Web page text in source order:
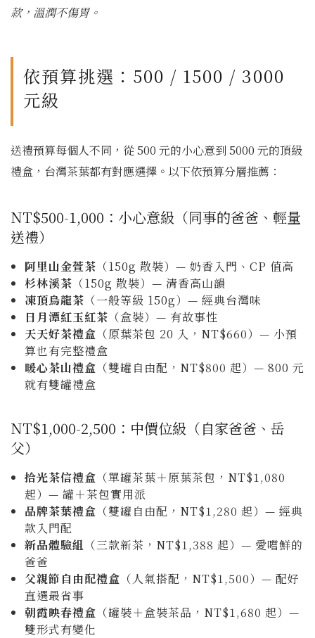
款，溫潤不傷胃。
依預算挑選：500 / 1500 / 3000
元級
送禮預算每個人不同，從 500 元的小心意到 5000 元的頂級
禮盒，台灣茶葉都有對應選擇。以下依預算分層推薦：
NT$500-1,000：小心意級（同事的爸爸、輕量
送禮）
阿里山金萱茶 （150g 散裝）— 奶香入門、CP 值高
杉林溪茶 （150g 散裝）— 清香高山韻
凍頂烏龍茶 （一般等級 150g）— 經典台灣味
日月潭紅玉紅茶 （盒裝）— 有故事性
天天好茶禮盒 （原葉茶包 20 入，NT$660）— 小預
算也有完整禮盒
暖心茶山禮盒 （雙罐自由配，NT$800 起）— 800 元
就有雙罐禮盒
NT$1,000-2,500：中價位級（自家爸爸、岳
父）
拾光茶信禮盒 （單罐茶葉＋原葉茶包，NT$1,080
起）— 罐＋茶包實用派
品牌茶葉禮盒 （雙罐自由配，NT$1,280 起）— 經典
款入門配
新品體驗組 （三款新茶，NT$1,388 起）— 愛嚐鮮的
爸爸
父親節自由配禮盒 （人氣搭配，NT$1,500）— 配好
直選最省事
朝霞映春禮盒 （罐裝＋盒裝茶品，NT$1,680 起）—
雙形式有變化